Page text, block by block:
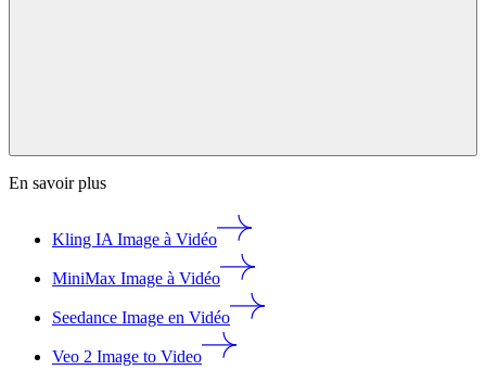
En savoir plus
Kling IA Image à Vidéo
MiniMax Image à Vidéo
Seedance Image en Vidéo
Veo 2 Image to Video